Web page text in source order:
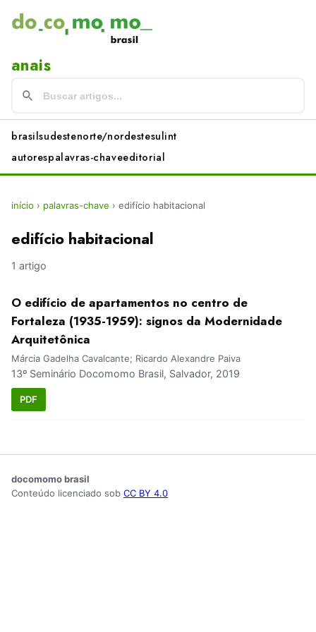
anais
brasilsudestenorte/nordestesulint
autorespalavras-chaveeditorial
início › palavras-chave › edifício habitacional
edifício habitacional
1 artigo
O edifício de apartamentos no centro de
Fortaleza (1935-1959): signos da Modernidade
Arquitetônica
Márcia Gadelha Cavalcante; Ricardo Alexandre Paiva
13º Seminário Docomomo Brasil, Salvador, 2019
PDF
docomomo brasil
Conteúdo licenciado sob CC BY 4.0